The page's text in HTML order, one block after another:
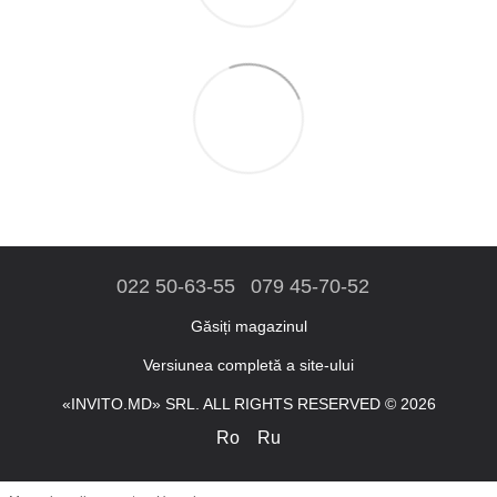
022 50-63-55 079 45-70-52
Găsiți magazinul
Versiunea completă a site-ului
«INVITO.MD» SRL. ALL RIGHTS RESERVED © 2026
Ro Ru